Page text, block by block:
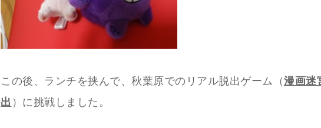
この後、ランチを挟んで、秋葉原でのリアル脱出ゲーム（漫画迷
出 ）に挑戦しました。